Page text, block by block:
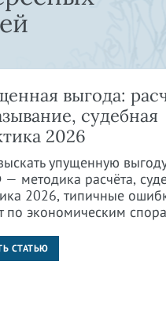
выгода:
судебная
2026
упущенную
методика расчёта,
2026, типичные
по экономическим
СТАТЬЮ